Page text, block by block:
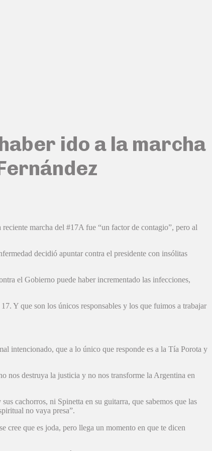
ido a la marcha
marcha del #17A fue “un factor de contagio”, pero al
decidió apuntar contra el presidente con insólitas
el Gobierno puede haber incrementado las infecciones,
Y que son los únicos responsables y los que fuimos a trabajar
intencionado, que a lo único que responde es a la Tía Porota y
nos destruya la justicia y no nos transforme la Argentina en
cachorros, ni Spinetta en su guitarra, que sabemos que las
no vaya presa”.
cree que es joda, pero llega un momento en que te dicen